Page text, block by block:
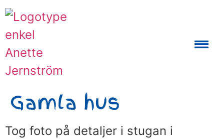
Gamla hus
Tog foto på detaljer i stugan i